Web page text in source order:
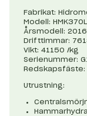
Fabrikat:
Modell:
Årsmodell: 2016
Drifttimmar:
Vikt: 41150 /kg
Serienummer:
Redskapsfäste:
Utrustning: